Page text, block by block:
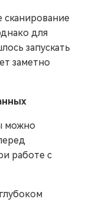
сканирование
для
запускать
заметно
можно
работе с